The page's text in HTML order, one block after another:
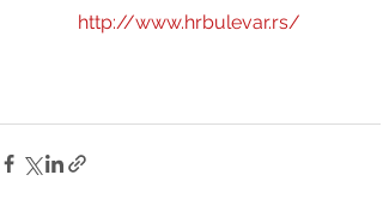
http://www.hrbulevar.rs/